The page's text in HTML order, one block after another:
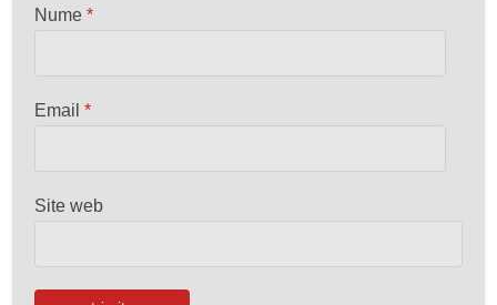
Nume*
Email*
Site web